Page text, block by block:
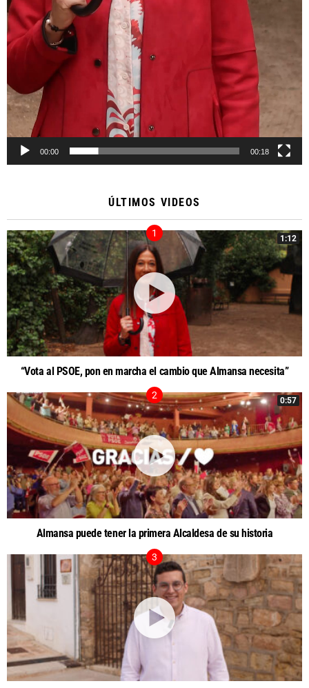
00:00 00:18
ÚLTIMOS VIDEOS
1:12
“Vota al PSOE, pon en marcha el cambio que Almansa necesita”
0:57
Almansa puede tener la primera Alcaldesa de su historia